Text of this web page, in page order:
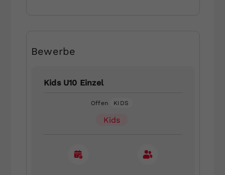
Bewerbe
Kids U10 Einzel
Offen KIDS
Kids